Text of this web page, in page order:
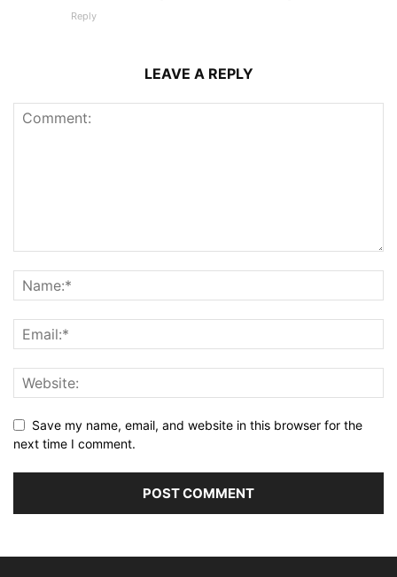
Reply
LEAVE A REPLY
Save my name, email, and website in this browser for the
next time I comment.